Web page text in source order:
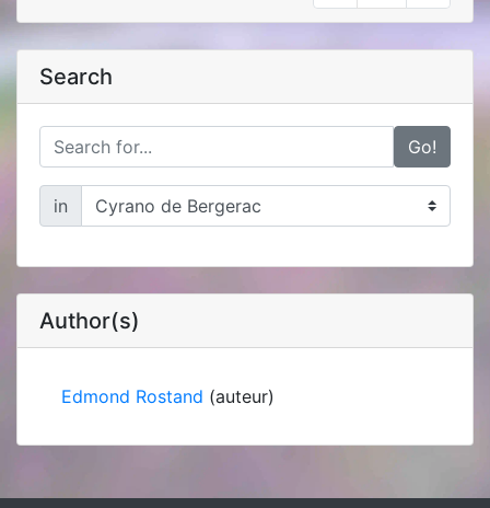
Search
Go!
in
Author(s)
Edmond Rostand (auteur)